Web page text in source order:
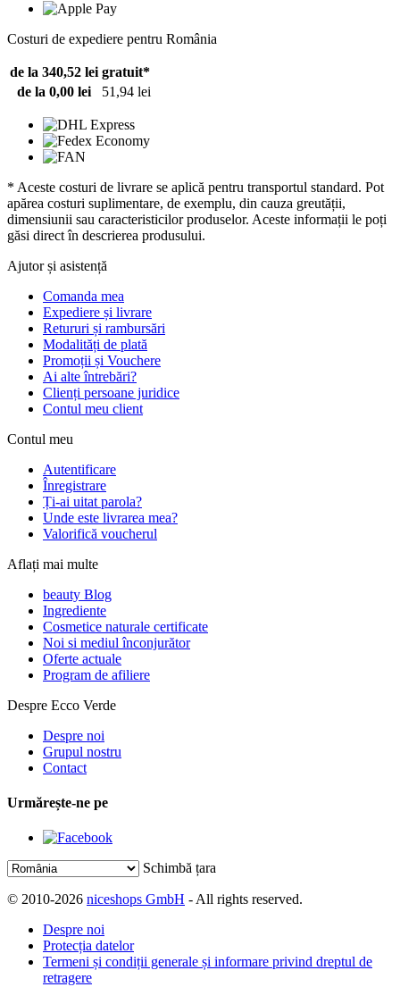
Costuri de expediere pentru România
de la 340,52 lei gratuit*
de la 0,00 lei
51,94 lei
* Aceste costuri de livrare se aplică pentru transportul standard. Pot
apărea costuri suplimentare, de exemplu, din cauza greutății,
dimensiunii sau caracteristicilor produselor. Aceste informații le poți
găsi direct în descrierea produsului.
Ajutor și asistență
Comanda mea
Expediere și livrare
Retururi și rambursări
Modalități de plată
Promoții și Vouchere
Ai alte întrebări?
Clienți persoane juridice
Contul meu client
Contul meu
Autentificare
Înregistrare
Ți-ai uitat parola?
Unde este livrarea mea?
Valorifică voucherul
Aflați mai multe
beauty Blog
Ingrediente
Cosmetice naturale certificate
Noi si mediul înconjurător
Oferte actuale
Program de afiliere
Despre Ecco Verde
Despre noi
Grupul nostru
Contact
Urmărește-ne pe
Schimbă țara
© 2010-2026 niceshops GmbH - All rights reserved.
Despre noi
Protecția datelor
Termeni și condiții generale și informare privind dreptul de
retragere